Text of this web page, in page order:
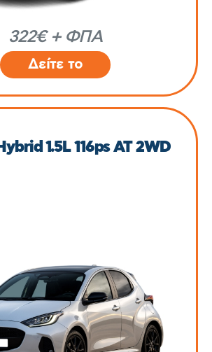
322€ + ΦΠΑ
Δείτε το
1.5L 116ps AT 2WD